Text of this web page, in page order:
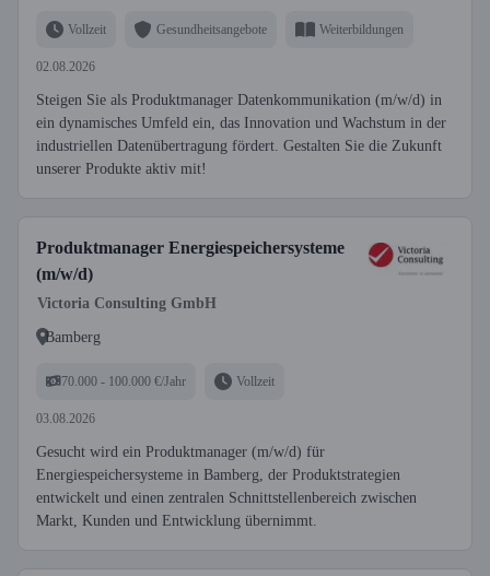
Vollzeit Gesundheitsangebote Weiterbildungen
02.08.2026
Steigen Sie als Produktmanager Datenkommunikation (m/w/d) in
ein dynamisches Umfeld ein, das Innovation und Wachstum in der
industriellen Datenübertragung fördert. Gestalten Sie die Zukunft
unserer Produkte aktiv mit!
Produktmanager Energiespeichersysteme
(m/w/d)
Victoria Consulting GmbH
Bamberg
70.000 - 100.000 €/Jahr Vollzeit
03.08.2026
Gesucht wird ein Produktmanager (m/w/d) für
Energiespeichersysteme in Bamberg, der Produktstrategien
entwickelt und einen zentralen Schnittstellenbereich zwischen
Markt, Kunden und Entwicklung übernimmt.